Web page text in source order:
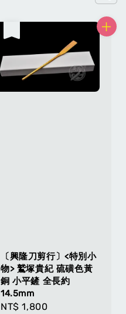
〔興隆刀剪行〕<特別小
物> 鷲塚貴紀 硫磺色黃
銅 小平鏟 全長約
14.5mm
Regular
NT$ 1,800